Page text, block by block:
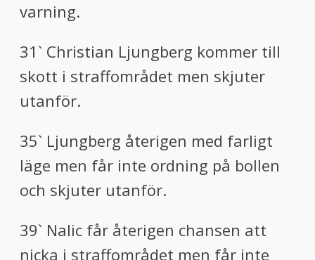
varning.
31` Christian Ljungberg kommer till
skott i straffområdet men skjuter
utanför.
35` Ljungberg återigen med farligt
läge men får inte ordning på bollen
och skjuter utanför.
39` Nalic får återigen chansen att
nicka i straffområdet men får inte